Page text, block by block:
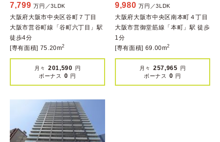
7,799 万円／3LDK
大阪府大阪市中央区谷町７丁目
大阪市営谷町線「谷町六丁目」駅
徒歩4分
[専有面積] 75.20m2
月々 201,590 円
ボーナス
0 円
9,980 万円／3LDK
大阪府大阪市中央区南本町４丁目
大阪市営御堂筋線「本町」駅 徒歩
1分
[専有面積] 69.00m2
月々 257,965 円
ボーナス
0 円